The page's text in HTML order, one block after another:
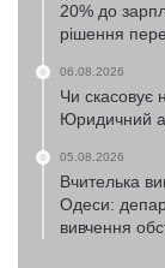
20% до
рішення
06.08.2026
Чи скасовує
Юридичний
05.08.2026
Вчителька
Одеси:
вивчення